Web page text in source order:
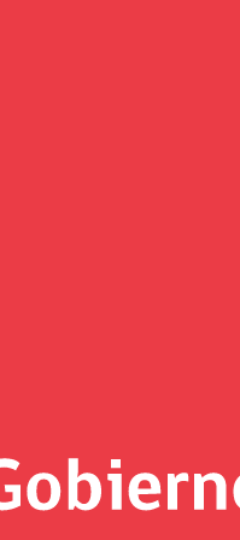
PDF